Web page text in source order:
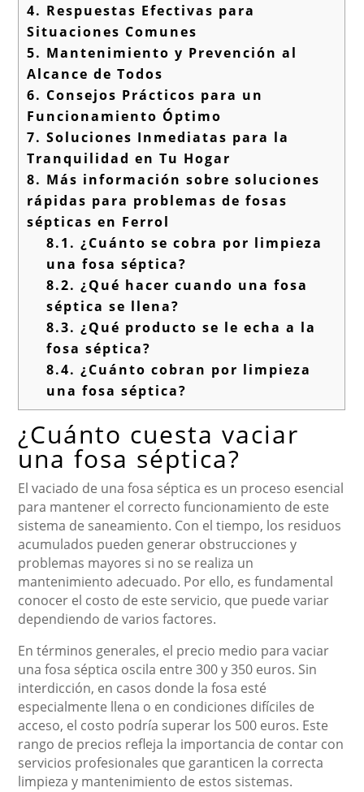
4. Respuestas Efectivas para
Situaciones Comunes
5. Mantenimiento y Prevención al
Alcance de Todos
6. Consejos Prácticos para un
Funcionamiento Óptimo
7. Soluciones Inmediatas para la
Tranquilidad en Tu Hogar
8. Más información sobre soluciones
rápidas para problemas de fosas
sépticas en Ferrol
8.1. ¿Cuánto se cobra por limpieza
una fosa séptica?
8.2. ¿Qué hacer cuando una fosa
séptica se llena?
8.3. ¿Qué producto se le echa a la
fosa séptica?
8.4. ¿Cuánto cobran por limpieza
una fosa séptica?
¿Cuánto cuesta vaciar
una fosa séptica?
El vaciado de una fosa séptica es un proceso esencial
para mantener el correcto funcionamiento de este
sistema de saneamiento. Con el tiempo, los residuos
acumulados pueden generar obstrucciones y
problemas mayores si no se realiza un
mantenimiento adecuado. Por ello, es fundamental
conocer el costo de este servicio, que puede variar
dependiendo de varios factores.
En términos generales, el precio medio para vaciar
una fosa séptica oscila entre 300 y 350 euros. Sin
interdicción, en casos donde la fosa esté
especialmente llena o en condiciones difíciles de
acceso, el costo podría superar los 500 euros. Este
rango de precios refleja la importancia de contar con
servicios profesionales que garanticen la correcta
limpieza y mantenimiento de estos sistemas.